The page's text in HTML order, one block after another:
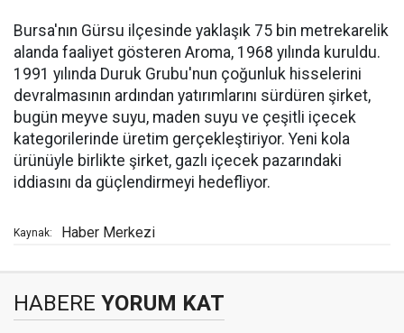
Bursa'nın Gürsu ilçesinde yaklaşık 75 bin metrekarelik
alanda faaliyet gösteren Aroma, 1968 yılında kuruldu.
1991 yılında Duruk Grubu'nun çoğunluk hisselerini
devralmasının ardından yatırımlarını sürdüren şirket,
bugün meyve suyu, maden suyu ve çeşitli içecek
kategorilerinde üretim gerçekleştiriyor. Yeni kola
ürünüyle birlikte şirket, gazlı içecek pazarındaki
iddiasını da güçlendirmeyi hedefliyor.
Kaynak: Haber Merkezi
HABERE YORUM KAT